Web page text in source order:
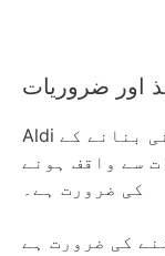
اور ضروریات
Aldi میں درخواست کی کامیابی کی یقینی بنانے کے
سے واقف ہونے
کی ضرورت ہے۔